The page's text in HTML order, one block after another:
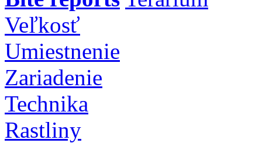
Veľkosť
Umiestnenie
Zariadenie
Technika
Rastliny